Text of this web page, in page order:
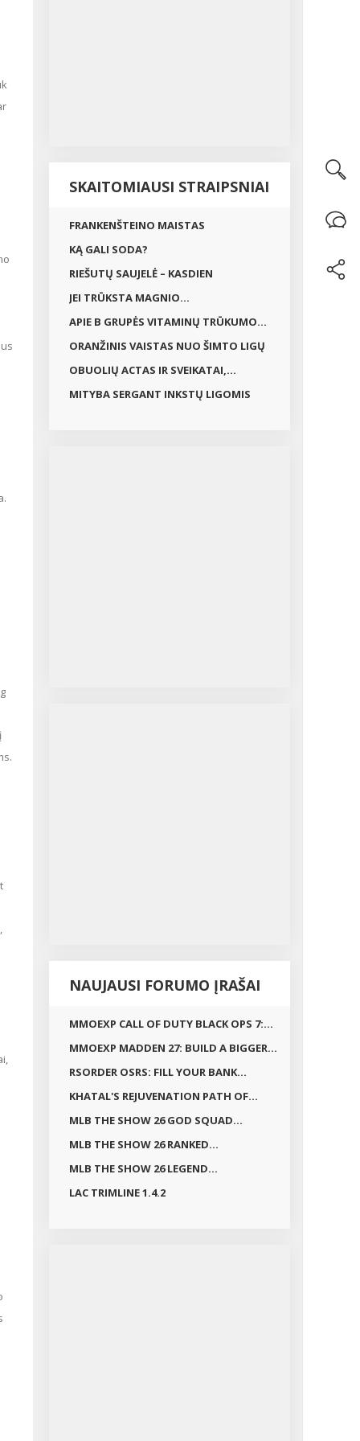
SKAITOMIAUSI STRAIPSNIAI
FRANKENŠTEINO MAISTAS
KĄ GALI SODA?
RIEŠUTŲ SAUJELĖ – KASDIEN
JEI TRŪKSTA MAGNIO...
APIE B GRUPĖS VITAMINŲ TRŪKUMO...
ORANŽINIS VAISTAS NUO ŠIMTO LIGŲ
OBUOLIŲ ACTAS IR SVEIKATAI,...
MITYBA SERGANT INKSTŲ LIGOMIS
NAUJAUSI FORUMO ĮRAŠAI
MMOEXP CALL OF DUTY BLACK OPS 7:...
MMOEXP MADDEN 27: BUILD A BIGGER...
RSORDER OSRS: FILL YOUR BANK...
KHATAL'S REJUVENATION PATH OF...
MLB THE SHOW 26 GOD SQUAD...
MLB THE SHOW 26 RANKED...
MLB THE SHOW 26 LEGEND...
LAC TRIMLINE 1.4.2